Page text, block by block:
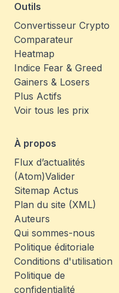
Outils
Convertisseur Crypto
Comparateur
Heatmap
Indice Fear & Greed
Gainers & Losers
Plus Actifs
Voir tous les prix
À propos
Flux d’actualités
(Atom)Valider
Sitemap Actus
Plan du site (XML)
Auteurs
Qui sommes-nous
Politique éditoriale
Conditions d'utilisation
Politique de
confidentialité